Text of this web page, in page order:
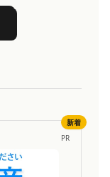
PR
新着